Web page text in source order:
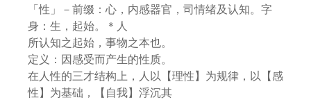
「性」－前缀：心，内感器官，司情绪及认知。字
身：生，起始。＊人
所认知之起始，事物之本也。
定义：因感受而产生的性质。
在人性的三才结构上，人以【理性】为规律，以【感
性】为基础，【自我】浮沉其